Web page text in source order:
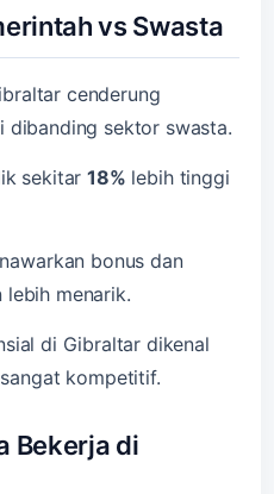
vs Swasta
cenderung
dibanding sektor swasta.
sekitar18% lebih tinggi
bonus dan
menarik.
di Gibraltar dikenal
kompetitif.
Bekerja di